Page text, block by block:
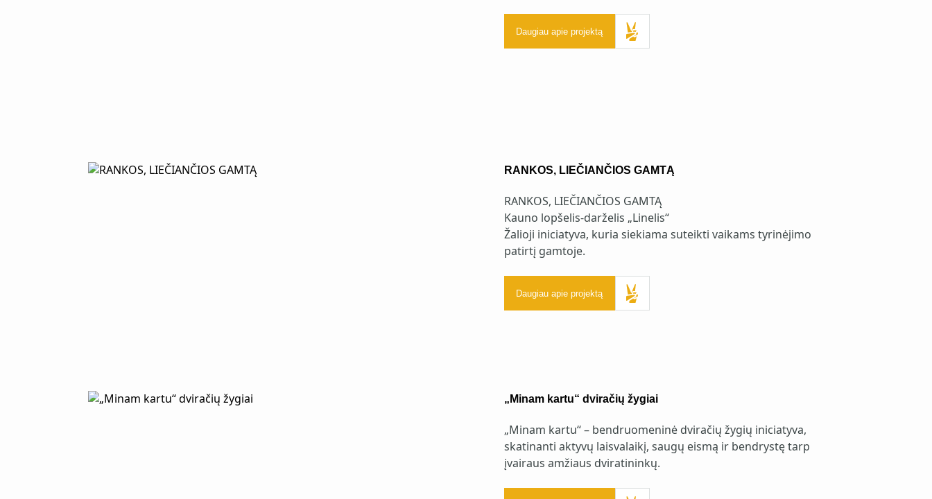
Daugiau apie projektą
RANKOS, LIEČIANČIOS GAMTĄ
RANKOS, LIEČIANČIOS GAMTĄ
Kauno lopšelis-darželis „Linelis“
Žalioji iniciatyva, kuria siekiama suteikti vaikams tyrinėjimo
patirtį gamtoje.
Daugiau apie projektą
„Minam kartu“ dviračių žygiai
„Minam kartu“ – bendruomeninė dviračių žygių iniciatyva,
skatinanti aktyvų laisvalaikį, saugų eismą ir bendrystę tarp
įvairaus amžiaus dviratininkų.